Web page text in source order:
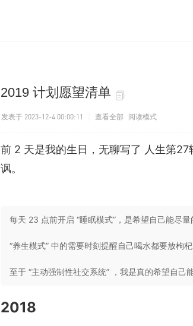
2019 计划愿望清单
发表于 2023-12-4 00:00:11 查看全部 阅读模式
前 2 天是我的生日，无聊写了 人生第
讽。
每天 23 点前开启 “睡眠模式”，是希望自己能尽
“养生模式” 中的需要时刻提醒自己喝水都要放枸
至于 “主动强制性社交系统” ，我是真的希望自己
2018